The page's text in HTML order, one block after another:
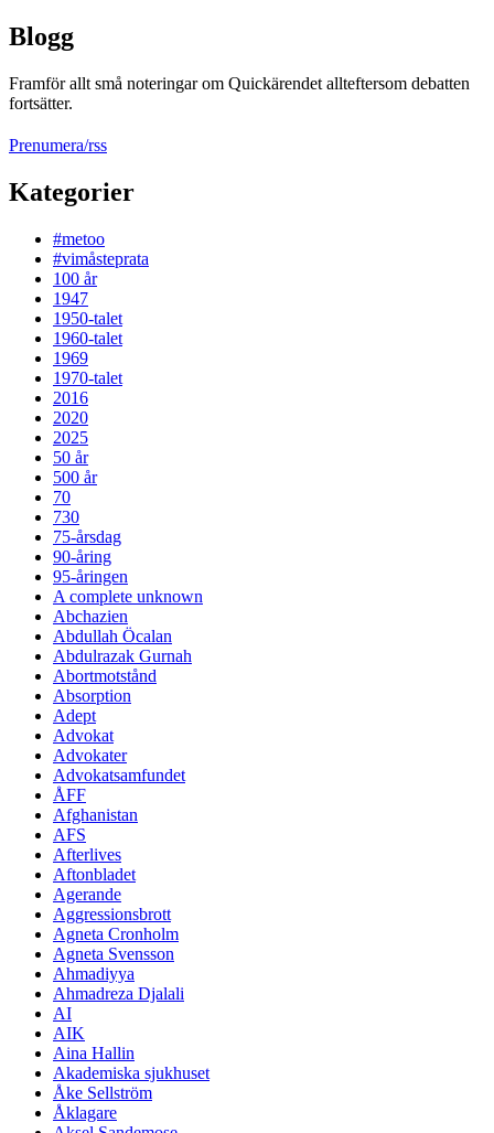
Blogg
Framför allt små noteringar om Quickärendet allteftersom debatten
fortsätter.
Prenumera/rss
Kategorier
#metoo
#vimåsteprata
100 år
1947
1950-talet
1960-talet
1969
1970-talet
2016
2020
2025
50 år
500 år
70
730
75-årsdag
90-åring
95-åringen
A complete unknown
Abchazien
Abdullah Öcalan
Abdulrazak Gurnah
Abortmotstånd
Absorption
Adept
Advokat
Advokater
Advokatsamfundet
ÅFF
Afghanistan
AFS
Afterlives
Aftonbladet
Agerande
Aggressionsbrott
Agneta Cronholm
Agneta Svensson
Ahmadiyya
Ahmadreza Djalali
AI
AIK
Aina Hallin
Akademiska sjukhuset
Åke Sellström
Åklagare